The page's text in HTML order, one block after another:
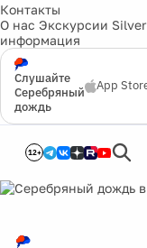
Контакты
О нас Экскурсии
информация
Слушайте
Серебряный
дождь
App
12+